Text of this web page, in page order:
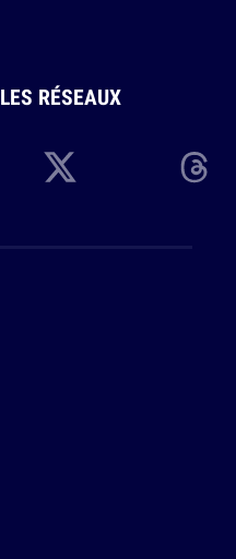
LES RÉSEAUX